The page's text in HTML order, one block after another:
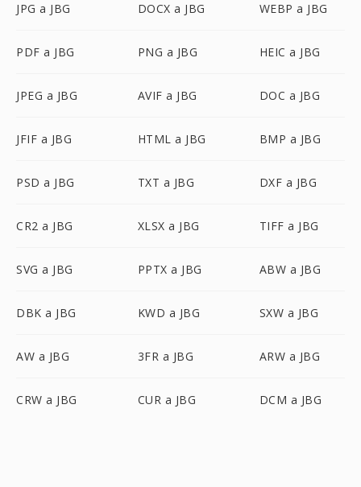
JPG a JBG DOCX a JBG WEBP a JBG
PDF a JBG PNG a JBG HEIC a JBG
JPEG a JBG AVIF a JBG DOC a JBG
JFIF a JBG HTML a JBG BMP a JBG
PSD a JBG TXT a JBG DXF a JBG
CR2 a JBG XLSX a JBG TIFF a JBG
SVG a JBG PPTX a JBG ABW a JBG
DBK a JBG KWD a JBG SXW a JBG
AW a JBG 3FR a JBG ARW a JBG
CRW a JBG CUR a JBG DCM a JBG